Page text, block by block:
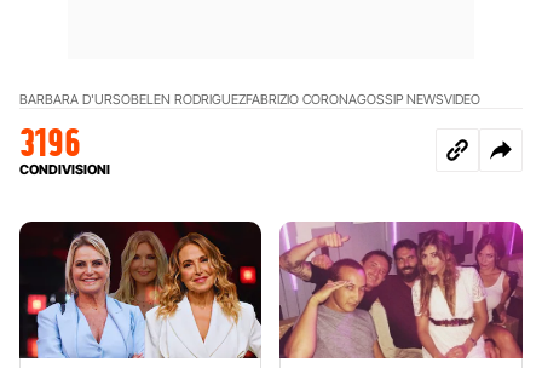
BARBARA D'URSOBELEN RODRIGUEZFABRIZIO CORONAGOSSIP NEWSVIDEO
3196
CONDIVISIONI